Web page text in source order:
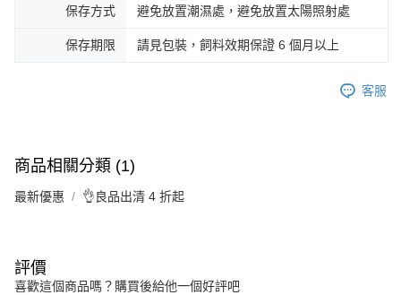
保存方式 避免放置潮濕處，避免放置太陽照射處
保存期限 請見包裝，飼料效期保證 6 個月以上
客服
商品相關分類 (1)
最新優惠 👌良品出清 4 折起
評價
喜歡這個商品嗎？購買後給他一個好評吧